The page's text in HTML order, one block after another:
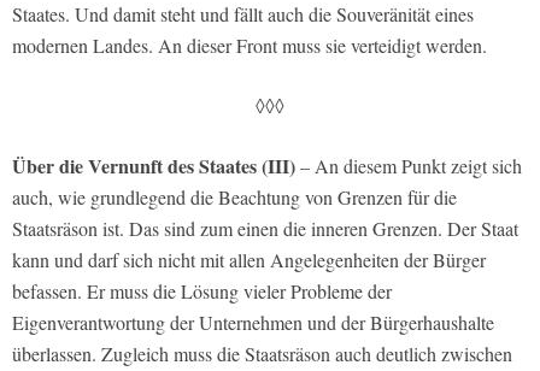
Staates. Und damit steht und fällt auch die Souveränität eines
modernen Landes. An dieser Front muss sie verteidigt werden.
◊◊◊
Über die Vernunft des Staates (III)– An diesem Punkt zeigt sich
auch, wie grundlegend die Beachtung von Grenzen für die
Staatsräson ist. Das sind zum einen die inneren Grenzen. Der Staat
kann und darf sich nicht mit allen Angelegenheiten der Bürger
befassen. Er muss die Lösung vieler Probleme der
Eigenverantwortung der Unternehmen und der Bürgerhaushalte
überlassen. Zugleich muss die Staatsräson auch deutlich zwischen